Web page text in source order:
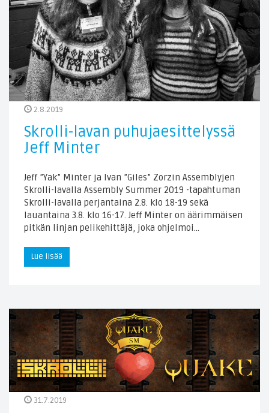
2.8.2019
Skrolli-lavan puhujaesittelyssä
Jeff Minter
Jeff ”Yak” Minter ja Ivan ”Giles” Zorzin Assemblyjen
Skrolli-lavalla Assembly Summer 2019 -tapahtuman
Skrolli-lavalla perjantaina 2.8. klo 18-19 sekä
lauantaina 3.8. klo 16-17. Jeff Minter on äärimmäisen
pitkän linjan pelikehittäjä, joka ohjelmoi…
Lue lisää
31.7.2019